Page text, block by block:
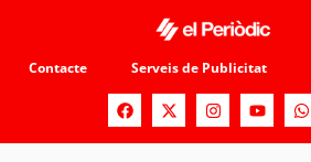
Contacte Serveis de Publicitat